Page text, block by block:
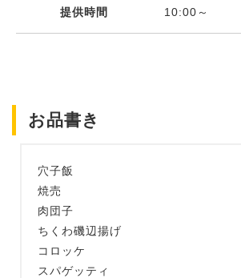
提供時間 10:00～
お品書き
穴子飯
焼売
肉団子
ちくわ磯辺揚げ
コロッケ
スパゲッティ